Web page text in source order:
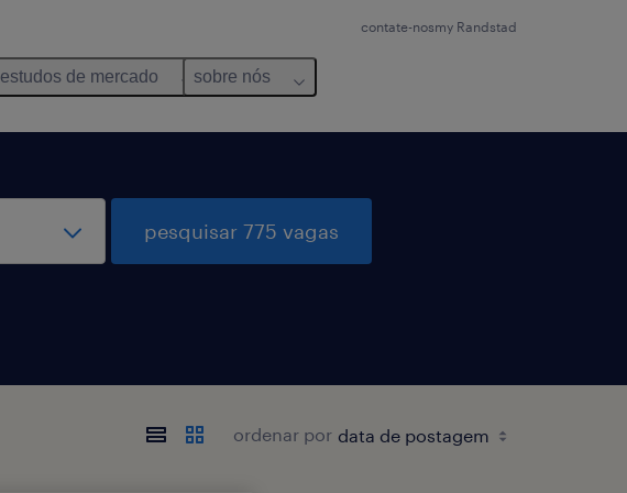
contate-nosmy Randstad
estudos de mercado sobre nós
pesquisar 775 vagas
ordenar por